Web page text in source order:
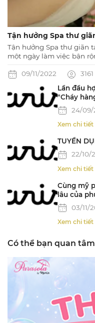
Tận hưởng Spa thư
Tận hưởng Spa thư giãn
một ngày làm việc bận
lượng cho một ngày mới
09/11/2022
Lần đầu
"Cháy
24/09/
Xem chi tiết
TUYỂN
22/10/
Xem chi tiết
Cùng mỹ
lâu của
03/11/
Xem chi tiết
Có thể bạn quan tâm